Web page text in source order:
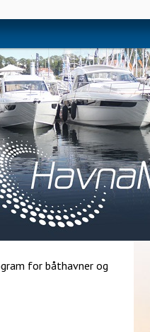
for båthavner og